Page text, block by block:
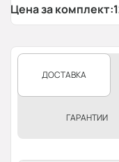
Цена за комплект:
ДОСТАВКА
ГАРАНТИИ